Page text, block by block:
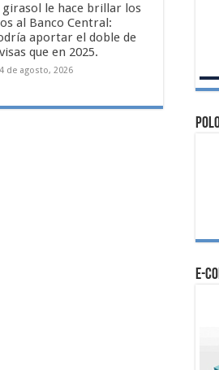
girasol le hace brillar los
al Banco Central:
aportar el doble de
que en 2025.
4 de agosto, 2026
e-